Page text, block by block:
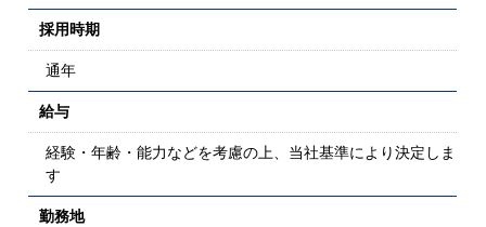
採用時期
通年
給与
経験・年齢・能力などを考慮の上、当社基準により決定しま
す
勤務地